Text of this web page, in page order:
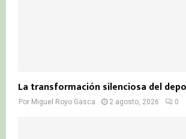
La transformación silenciosa del
Por Miguel Royo Gasca 2 agosto, 2026 0